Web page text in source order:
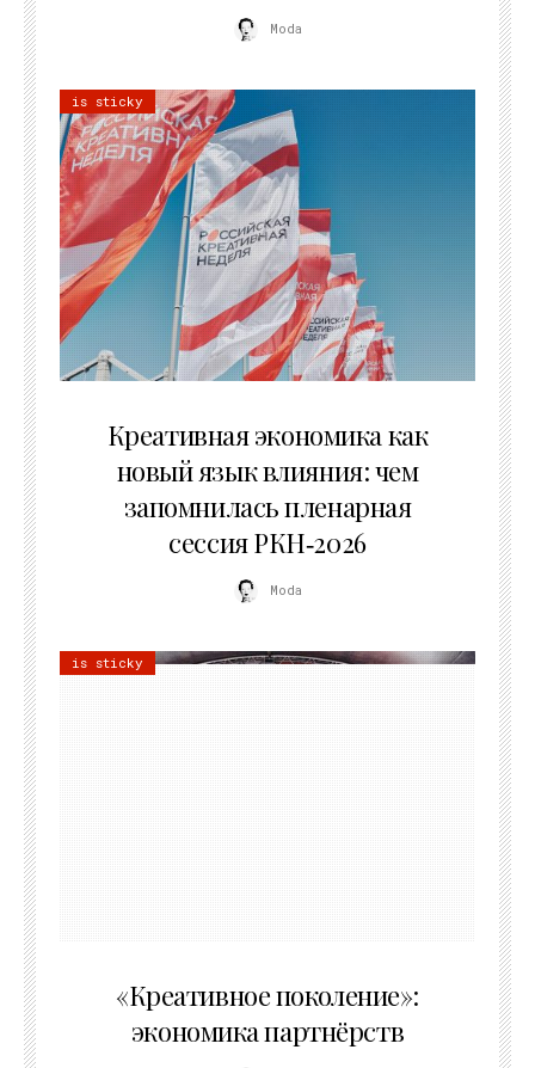
Moda
is sticky
Креативная экономика как
новый язык влияния: чем
запомнилась пленарная
сессия РКН‑2026
Moda
is sticky
«Креативное поколение»:
экономика партнёрств